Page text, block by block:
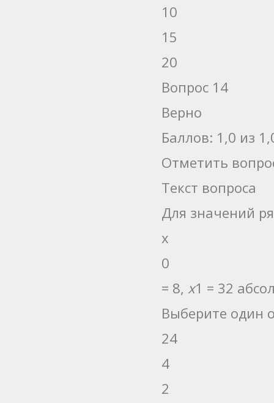
10
15
20
Вопрос 14
Верно
Баллов: 1,0 из
Отметить
Текст вопроса
Для значений
x
0
= 8, x1 = 32
Выберите один
24
4
2